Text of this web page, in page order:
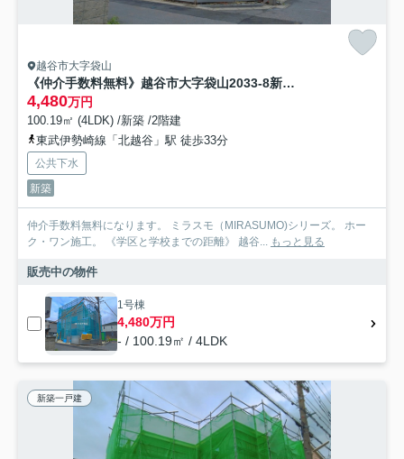
越谷市大字袋山
《仲介手数料無料》越谷市大字袋山2033-8新築一戸建て‎ミラスモ
4,480万円
100.19㎡ (4LDK) /新築 /2階建
東武伊勢崎線「北越谷」駅 徒歩33分
公共下水
新築
仲介手数料無料になります。 ミラスモ（MIRASUMO)シリーズ。 ホー
ク・ワン施工。 《学区と学校までの距離》 越谷... もっと見る
販売中の物件
1号棟
4,480万円
- / 100.19㎡ / 4LDK
新築一戸建